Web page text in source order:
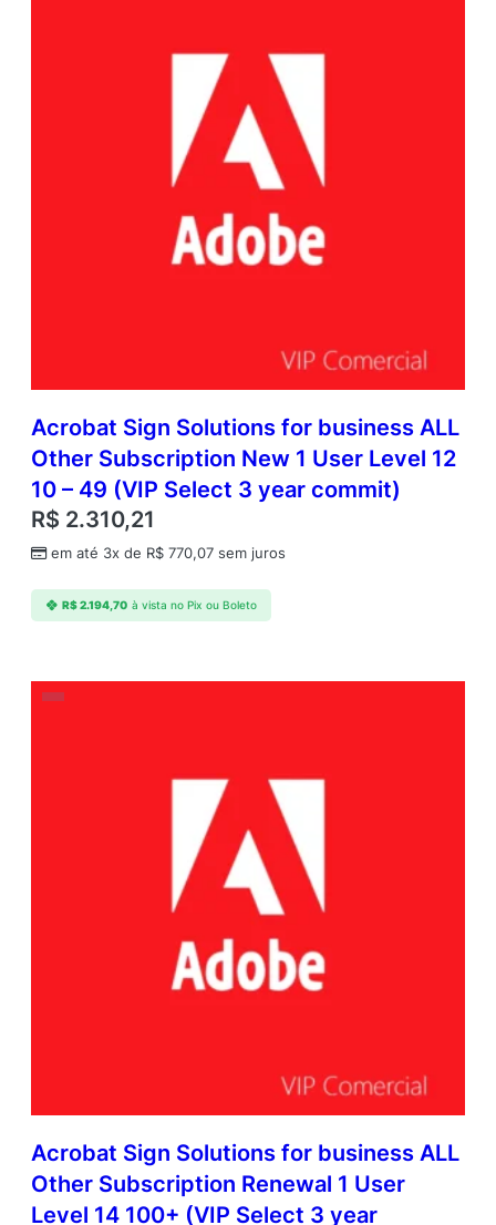
Acrobat Sign Solutions for business ALL
Other Subscription New 1 User Level 12
10 – 49 (VIP Select 3 year commit)
R$ 2.310,21
em até 3x de R$ 770,07 sem juros
R$2.194,70 à vista no Pix ou Boleto
Acrobat Sign Solutions for business ALL
Other Subscription Renewal 1 User
Level 14 100+ (VIP Select 3 year